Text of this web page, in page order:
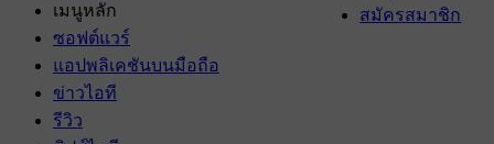
สมัครสมาชิก
เมนูหลัก
ซอฟต์แวร์
แอปพลิเคชันบนมือถือ
ข่าวไอที
รีวิว